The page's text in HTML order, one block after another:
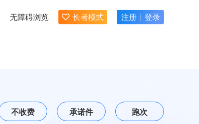
无障碍浏览 长者模式 注册 登录
不收费 承诺件 跑次